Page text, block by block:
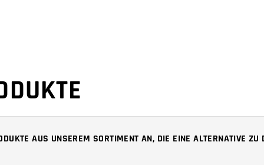
AUS UNSEREM SORTIMENT AN, DIE EINE ALTERNATIVE